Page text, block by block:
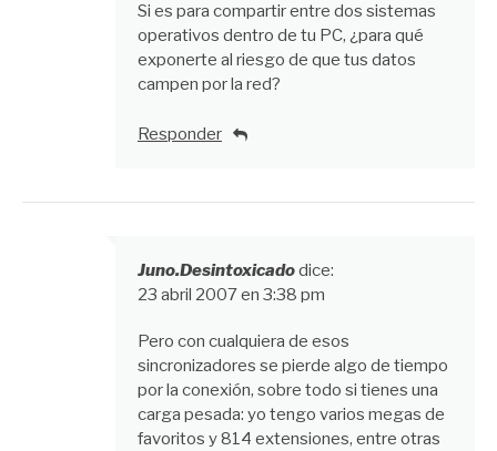
Si es para compartir entre dos sistemas
operativos dentro de tu PC, ¿para qué
exponerte al riesgo de que tus datos
campen por la red?
Responder
Juno.Desintoxicadodice:
23 abril 2007 en 3:38 pm
Pero con cualquiera de esos
sincronizadores se pierde algo de tiempo
por la conexión, sobre todo si tienes una
carga pesada: yo tengo varios megas de
favoritos y 814 extensiones, entre otras